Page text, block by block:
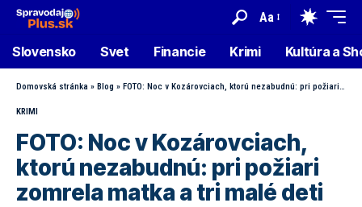
Aa
Slovensko Svet Financie Krimi Kultúra a
Domovská stránka » Blog » FOTO: Noc v Kozárovciach, ktorú nezabudnú: pri požiari zomrela matka a tri malé deti
KRIMI
FOTO: Noc v Kozárovciach,
ktorú nezabudnú: pri požiari
zomrela matka a tri malé deti